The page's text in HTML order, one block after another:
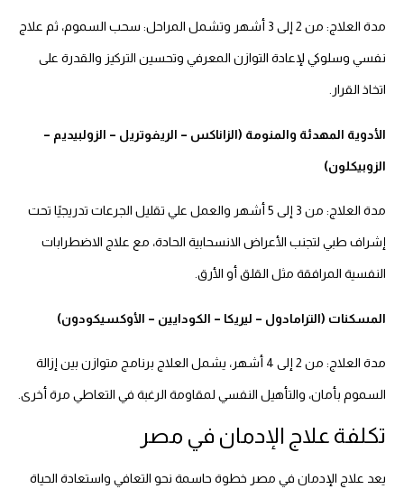
مدة العلاج: من 2 إلى 3 أشهر وتشمل المراحل: سحب السموم، ثم علاج
نفسي وسلوكي لإعادة التوازن المعرفي وتحسين التركيز والقدرة على
اتخاذ القرار.
الأدوية المهدئة والمنومة (الزاناكس – الريفوتريل – الزولبيديم –
الزوبيكلون)
مدة العلاج: من 3 إلى 5 أشهر والعمل علي تقليل الجرعات تدريجيًا تحت
إشراف طبي لتجنب الأعراض الانسحابية الحادة، مع علاج الاضطرابات
النفسية المرافقة مثل القلق أو الأرق.
المسكنات (الترامادول – ليريكا – الكودايين – الأوكسيكودون)
مدة العلاج: من 2 إلى 4 أشهر، يشمل العلاج برنامج متوازن بين إزالة
السموم بأمان، والتأهيل النفسي لمقاومة الرغبة في التعاطي مرة أخرى.
تكلفة علاج الإدمان في مصر
يعد علاج الإدمان في مصر خطوة حاسمة نحو التعافي واستعادة الحياة